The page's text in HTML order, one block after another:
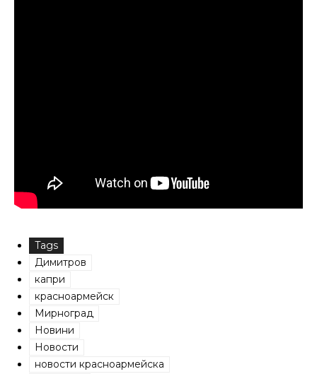
Tags
Димитров
капри
красноармейск
Мирноград
Новини
Новости
новости красноармейска